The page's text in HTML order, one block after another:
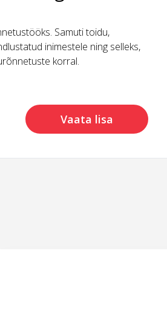
Samuti toidu,
inimestele ning selleks,
korral.
Vaata lisa